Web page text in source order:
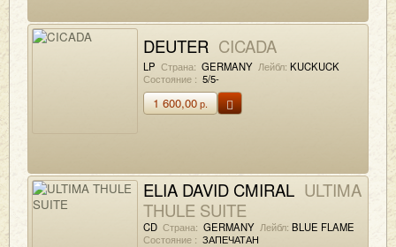
DEUTER CICADA
LP Страна: GERMANY Лейбл: KUCKUCK
Состояние : 5/5-
1 600,00р.
ELIA DAVID CMIRAL ULTIMA
THULE SUITE
CD Страна: GERMANY Лейбл: BLUE FLAME
Состояние : ЗАПЕЧАТАН